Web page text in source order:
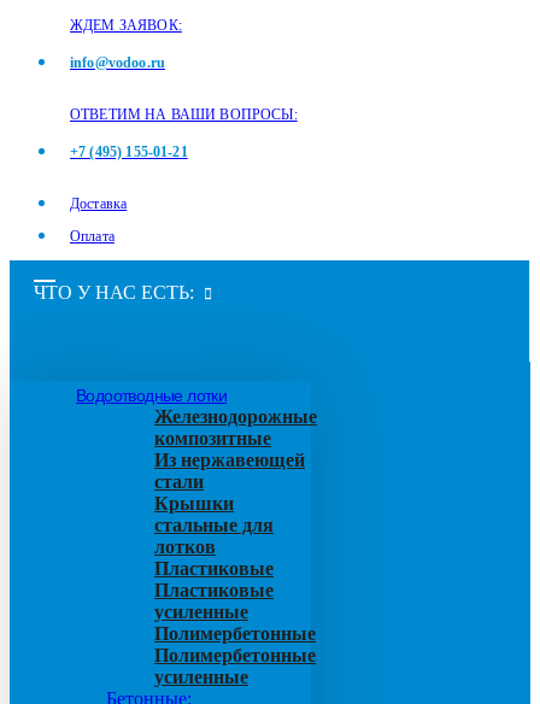
ЖДЕМ ЗАЯВОК:
info@vodoo.ru
ОТВЕТИМ НА ВАШИ ВОПРОСЫ:
+7 (495) 155-01-21
Доставка
Оплата
ЧТО У НАС ЕСТЬ:
Водоотводные лотки
Железнодорожные
композитные
Из нержавеющей
стали
Крышки
стальные для
лотков
Пластиковые
Пластиковые
усиленные
Полимербетонные
Полимербетонные
усиленные
Бетонные: